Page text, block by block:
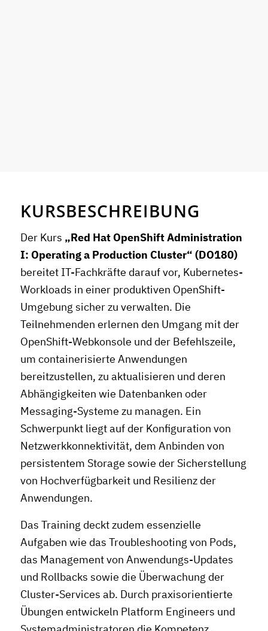
KURSBESCHREIBUNG
Der Kurs „Red Hat OpenShift Administration
I: Operating a Production Cluster“ (DO180)
bereitet IT-Fachkräfte darauf vor, Kubernetes-
Workloads in einer produktiven OpenShift-
Umgebung sicher zu verwalten. Die
Teilnehmenden erlernen den Umgang mit der
OpenShift-Webkonsole und der Befehlszeile,
um containerisierte Anwendungen
bereitzustellen, zu aktualisieren und deren
Abhängigkeiten wie Datenbanken oder
Messaging-Systeme zu managen. Ein
Schwerpunkt liegt auf der Konfiguration von
Netzwerkkonnektivität, dem Anbinden von
persistentem Storage sowie der Sicherstellung
von Hochverfügbarkeit und Resilienz der
Anwendungen.
Das Training deckt zudem essenzielle
Aufgaben wie das Troubleshooting von Pods,
das Management von Anwendungs-Updates
und Rollbacks sowie die Überwachung der
Cluster-Services ab. Durch praxisorientierte
Übungen entwickeln Platform Engineers und